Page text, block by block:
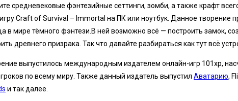
средневековые фэнтезийные сеттинги, зомби, а также крафт
Craft of Survival – Immortal на ПК или ноутбук. Данное творение
в мире тёмного фэнтези.В ней возможно всё — построить замок,
древнего призрака. Так что давайте разбираться как тут всё
выпустилось международным издателем онлайн-игр 101xp,
по всему миру. Также данный издатель выпустилАватарию,
и так далее.